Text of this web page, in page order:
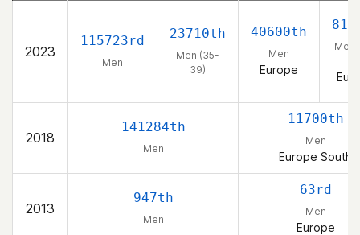
2023
115723rd
Men
23710th
Men (35-
39)
40600th
Men
Europe
Men
2018
141284th
Men
11700th
Men
Europe South
2013
947th
Men
63rd
Men
Europe